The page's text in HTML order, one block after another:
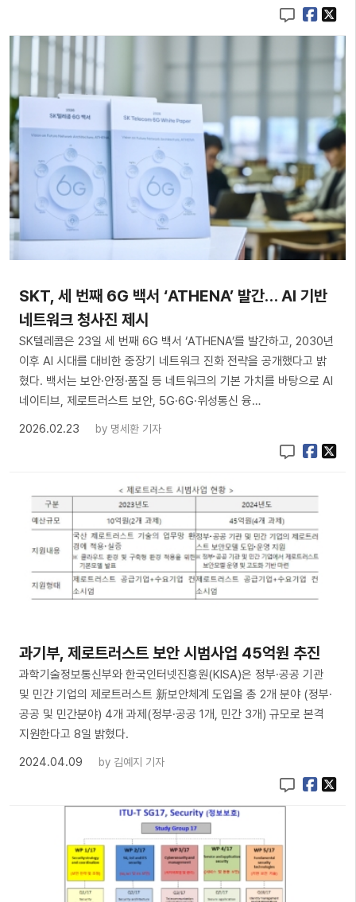
SKT, 세 번째 6G 백서 ‘ATHENA’ 발간… AI 기반
네트워크 청사진 제시
SK텔레콤은 23일 세 번째 6G 백서 ‘ATHENA’를 발간하고, 2030년
이후 AI 시대를 대비한 중장기 네트워크 진화 전략을 공개했다고 밝
혔다. 백서는 보안·안정·품질 등 네트워크의 기본 가치를 바탕으로 AI
네이티브, 제로트러스트 보안, 5G·6G·위성통신 융…
2026.02.23
by 명세환 기자
과기부, 제로트러스트 보안 시범사업 45억원 추진
과학기술정보통신부와 한국인터넷진흥원(KISA)은 정부·공공 기관
및 민간 기업의 제로트러스트 新보안체계 도입을 총 2개 분야 (정부·
공공 및 민간분야) 4개 과제(정부·공공 1개, 민간 3개) 규모로 본격
지원한다고 8일 밝혔다.
2024.04.09
by 김예지 기자